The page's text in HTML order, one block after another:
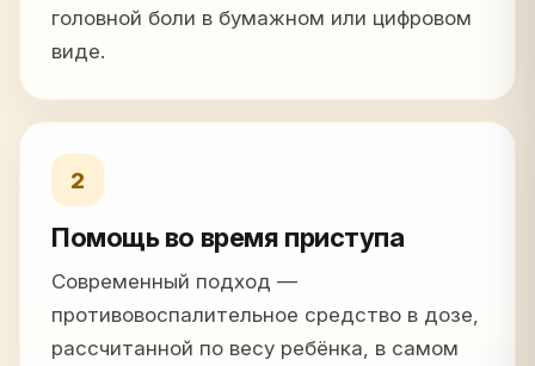
головной боли в бумажном или цифровом
виде.
2
Помощь во время приступа
Современный подход —
противовоспалительное средство в дозе,
рассчитанной по весу ребёнка, в самом